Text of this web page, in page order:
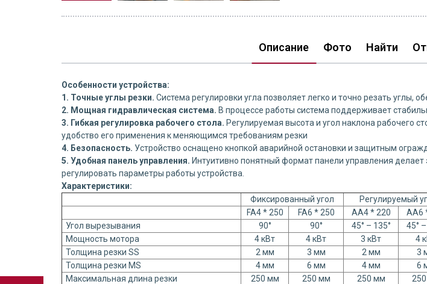
Описание Фото Найти
Особенности устройства:
1. Точные углы резки. Система регулировки угла позволяет легко и точно резать углы,
2. Мощная гидравлическая система. В процессе работы система поддерживает
3. Гибкая регулировка рабочего стола. Регулируемая высота и угол наклона рабочего
удобство его применения к меняющимся требованиям резки
4. Безопасность. Устройство оснащено кнопкой аварийной остановки и защитным
5. Удобная панель управления. Интуитивно понятный формат панели управления
регулировать параметры работы устройства.
Характеристики:
Фиксированный угол
Регулируемый
FA4 * 250
FA6 * 250 АА4 * 220
АА6
Угол вырезывания
90° 90° 45° – 135°
45°
Мощность мотора
4 кВт 4 кВт 3 кВт
4
Толщина резки SS
2 мм 3 мм 2 мм
3
Толщина резки MS
4 мм 6 мм 4 мм
6
Максимальная длина резки
250 мм 250 мм 250 мм